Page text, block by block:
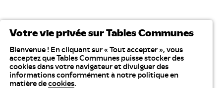
Votre vie privée sur Tables Communes
Bienvenue ! En cliquant sur « Tout accepter », vous
acceptez que Tables Communes puisse stocker des
cookies dans votre navigateur et divulguer des
informations conformément à notre politique en
matière de cookies.